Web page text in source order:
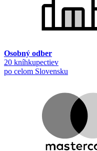
Osobný odber
20 kníhkupectiev
po celom Slovensku